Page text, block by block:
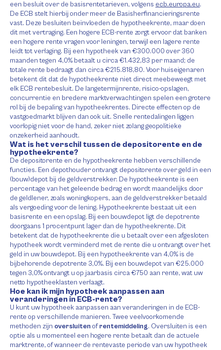
een besluit over de basisrentetarieven, volgens ecb.europa.eu.
De ECB stelt hierbij onder meer de Basisherfinancieringsrente
vast. Deze besluiten beïnvloeden de hypotheekrente, maar doen
dit met vertraging. Een hogere ECB-rente zorgt ervoor dat banken
een hogere rente vragen voor leningen, terwijl een lagere rente
leidt tot verlaging. Bij een hypotheek van €300.000 over 360
maanden tegen 4,0% betaalt u circa €1.432,83 per maand; de
totale rente bedraagt dan circa €215.818,80. Voor huiseigenaren
betekent dit dat de hypotheekrente niet direct meebeweegt met
elk ECB rentebesluit. De langetermijnrente, risico-opslagen,
concurrentie en bredere marktverwachtingen spelen een grotere
rol bij de bepaling van hypotheekrentes. Directe effecten op de
vastgoedmarkt blijven dan ook uit. Snelle rentedalingen liggen
voorlopig niet voor de hand, zeker niet zolang geopolitieke
onzekerheid aanhoudt.
Wat is het verschil tussen de depositorente en de
hypotheekrente?
De depositorente en de hypotheekrente hebben verschillende
functies. Een depothouder ontvangt depositorente over geld in een
(bouw)depot bij de geldverstrekker. De hypotheekrente is een
percentage van het geleende bedrag en wordt maandelijks door
de geldlener, zoals woningkopers, aan de geldverstrekker betaald
als vergoeding voor de lening. Hypotheekrente bestaat uit een
basisrente en een opslag. Bij een bouwdepot ligt de depotrente
doorgaans 1 procentpunt lager dan de hypotheekrente. Dit
betekent dat de hypotheekrente die u betaalt over een afgesloten
hypotheek wordt verminderd met de rente die u ontvangt over het
geld in uw bouwdepot. Bij een hypotheekrente van 4,0% is de
bijbehorende depotrente 3,0%. Bij een bouwdepot van €25.000
tegen 3,0% ontvangt u op jaarbasis circa €750 aan rente, wat uw
netto hypotheeklasten verlaagt.
Hoe kan ik mijn hypotheek aanpassen aan
veranderingen in ECB-rente?
U kunt uw hypotheek aanpassen aan veranderingen in de ECB-
rente op verschillende manieren. Twee veelvoorkomende
methoden zijn oversluiten ofrentemiddeling. Oversluiten is een
optie als u momenteel een hogere rente betaalt dan de actuele
marktrente, of wanneer de rentevaste periode van uw hypotheek